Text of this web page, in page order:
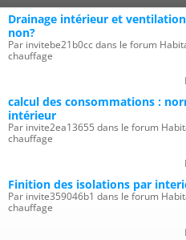
Drainage intérieur et
non?
Par invitebe21b0cc dans le forum
chauffage
calcul des consommations :
intérieur
Par invite2ea13655 dans le forum
chauffage
Finition des isolations par
Par invite359046b1 dans le forum
chauffage